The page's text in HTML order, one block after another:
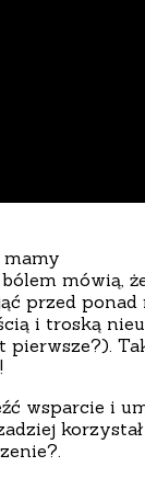
mówią,
przed ponad
i troską
wsparcie i